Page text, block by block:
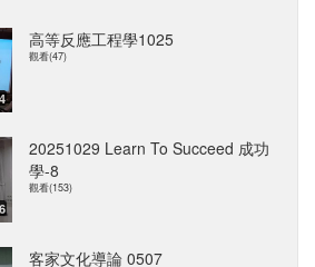
高等反應工程學1025
觀看(47)
20251029 Learn To Succeed 成功
學-8
觀看(153)
客家文化導論 0507